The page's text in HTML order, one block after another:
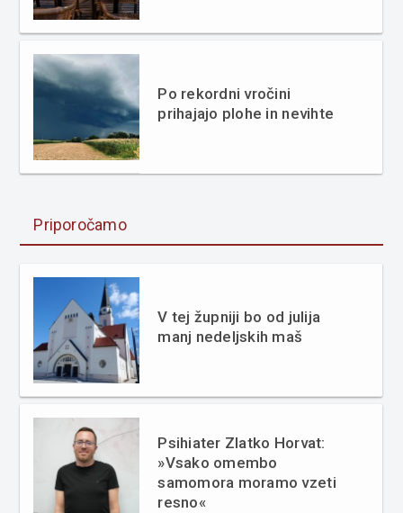
Po rekordni vročini
prihajajo plohe in nevihte
Priporočamo
V tej župniji bo od julija
manj nedeljskih maš
Psihiater Zlatko Horvat:
»Vsako omembo
samomora moramo vzeti
resno«